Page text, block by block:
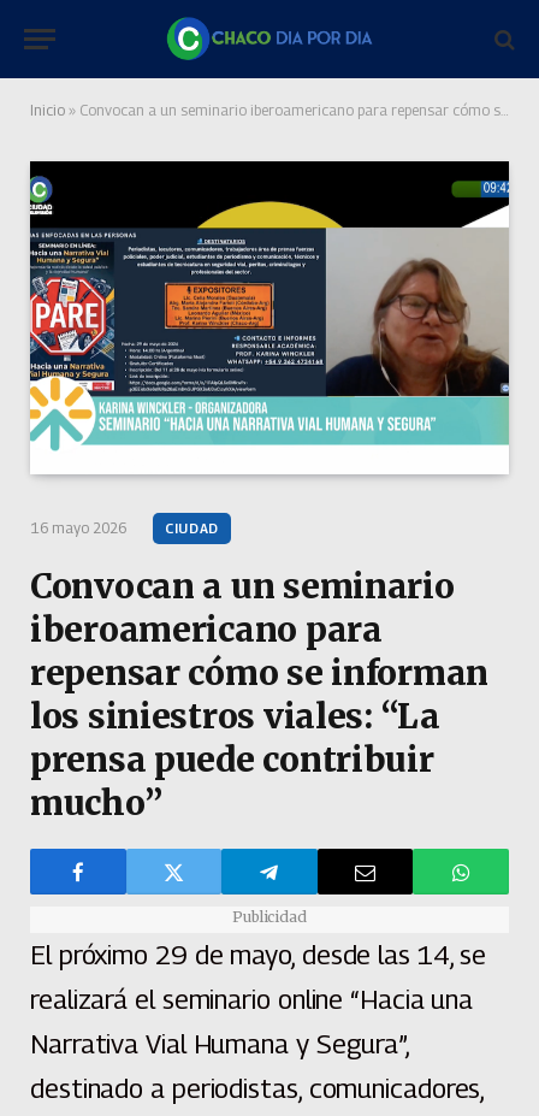
Inicio » Convocan a un seminario iberoamericano para repensar cómo se informan los siniestros viales: “La prensa puede contribuir mucho”
16 mayo 2026 CIUDAD
Convocan a un seminario
iberoamericano para
repensar cómo se informan
los siniestros viales: “La
prensa puede contribuir
mucho”
Publicidad
El próximo 29 de mayo, desde las 14, se
realizará el seminario online “Hacia una
Narrativa Vial Humana y Segura”,
destinado a periodistas, comunicadores,